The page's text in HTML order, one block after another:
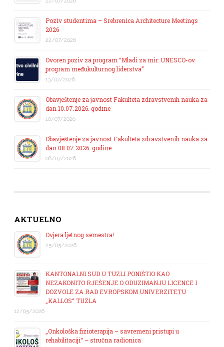
Poziv studentima – Srebrenica Architecture Meetings
2026
22/07/2026
Ovoren poziv za program “Mladi za mir: UNESCO-ov
program međukulturnog liderstva”
13/07/2026
Obavještenje za javnost Fakulteta zdravstvenih nauka za
dan 10.07.2026. godine
10/07/2026
Obavještenje za javnost Fakulteta zdravstvenih nauka za
dan 08.07.2026. godine
08/07/2026
AKTUELNO
Ovjera ljetnog semestra!
25/05/2026
KANTONALNI SUD U TUZLI PONIŠTIO KAO
NEZAKONITO RJEŠENJE O ODUZIMANJU LICENCE I
DOZVOLE ZA RAD EVROPSKOM UNIVERZITETU
„KALLOS“ TUZLA
12/05/2026
„Onkološka fizioterapija – savremeni pristupi u
rehabilitaciji“ – stručna radionica